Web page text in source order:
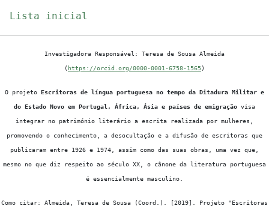
Lista inicial
Investigadora Responsável: Teresa de Sousa Almeida
( https://orcid.org/0000-0001-6758-1565)
O projeto Escritoras de língua portuguesa no tempo da Ditadura Militar e
do Estado Novo em Portugal, África, Ásia e países de emigração visa
integrar no património literário a escrita realizada por mulheres,
promovendo o conhecimento, a desocultação e a difusão de escritoras que
publicaram entre 1926 e 1974, assim como das suas obras, uma vez que,
mesmo no que diz respeito ao século XX, o cânone da literatura portuguesa
é essencialmente masculino.
Como citar: Almeida, Teresa de Sousa (Coord.). [2019]. Projeto "Escritoras